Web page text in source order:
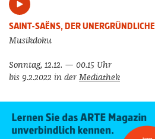
SAINT-SAËNS, DER UNERGRÜNDLICHE
Musikdoku
Sonntag, 12.12. — 00.15 Uhr
bis 9.2.2022 in der Mediathek